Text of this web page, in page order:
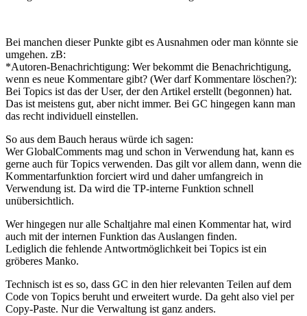
Bei manchen dieser Punkte gibt es Ausnahmen oder man könnte sie
umgehen. zB:
*Autoren-Benachrichtigung: Wer bekommt die Benachrichtigung,
wenn es neue Kommentare gibt? (Wer darf Kommentare löschen?):
Bei Topics ist das der User, der den Artikel erstellt (begonnen) hat.
Das ist meistens gut, aber nicht immer. Bei GC hingegen kann man
das recht individuell einstellen.
So aus dem Bauch heraus würde ich sagen:
Wer GlobalComments mag und schon in Verwendung hat, kann es
gerne auch für Topics verwenden. Das gilt vor allem dann, wenn die
Kommentarfunktion forciert wird und daher umfangreich in
Verwendung ist. Da wird die TP-interne Funktion schnell
unübersichtlich.
Wer hingegen nur alle Schaltjahre mal einen Kommentar hat, wird
auch mit der internen Funktion das Auslangen finden.
Lediglich die fehlende Antwortmöglichkeit bei Topics ist ein
gröberes Manko.
Technisch ist es so, dass GC in den hier relevanten Teilen auf dem
Code von Topics beruht und erweitert wurde. Da geht also viel per
Copy-Paste. Nur die Verwaltung ist ganz anders.